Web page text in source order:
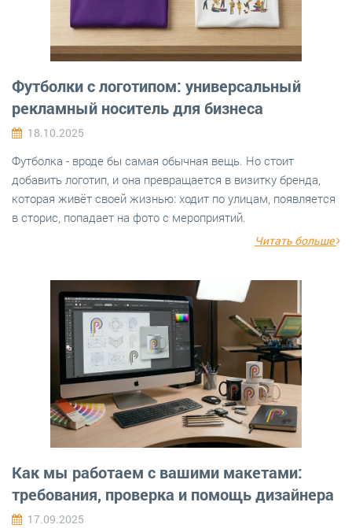
Футболки с логотипом: универсальный
рекламный носитель для бизнеса
18.10.2025
Футболка - вроде бы самая обычная вещь. Но стоит
добавить логотип, и она превращается в визитку бренда,
которая живёт своей жизнью: ходит по улицам, появляется
в сторис, попадает на фото с мероприятий.
Читать больше
Как мы работаем с вашими макетами:
требования, проверка и помощь дизайнера
17.09.2025